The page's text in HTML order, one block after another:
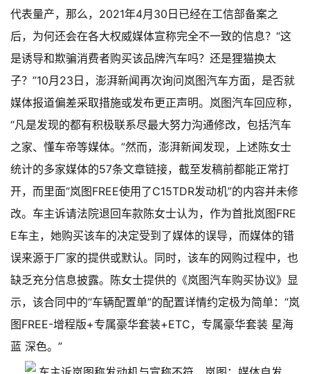
代表量产，那么，2021年4月30日已经在工信部备案之
后，为何还会在各大权威媒体宣称完全不一致的信息？“这
是诱导和欺骗消费者购买该品牌汽车吗？还是狸猫换太
子？”10月23日，澎湃新闻再次询问岚图汽车方面，是否就
媒体报道偏差采取措施或发布更正声明。岚图汽车回应称，
“凡是发现的都有积极联系尽最大努力沟通修改，包括汽车
之家、懂车帝等媒体。”然而，澎湃新闻发现，上述陈女士
统计的多家媒体的57条文章链接，截至发稿前都能正常打
开，而里面“岚图FREE使用了C15TDR发动机”的内容并未修
改。 车主诉请法院退回车款陈女士认为，作为首批岚图FRE
E车主，她购买该车的决定受到了媒体的误导，而媒体的错
误来源于厂家的提供或默认。同时，该车的网购过程中，也
缺乏充分信息披露。陈女士提供的《岚图汽车购买协议》显
示，该合同中的“车辆配置单”的配置详情约定极为简单：“岚
图FREE-增程版+专属豪华套装+ETC，专属豪华套装 星海
蓝 深色。”